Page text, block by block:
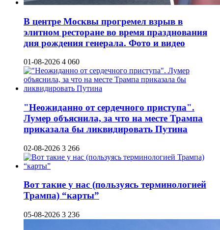
В центре Москвы прогремел взрыв в
элитном ресторане во время празднования
дня рождения генерала. Фото и видео
01-08-2026 4 060
"Неожиданно от сердечного приступа".
Лумер объяснила, за что на месте Трампа
приказала бы ликвидировать Путина
02-08-2026 3 266
Вот такие у нас (пользуясь терминологией
Трампа) “карты”
05-08-2026 3 236